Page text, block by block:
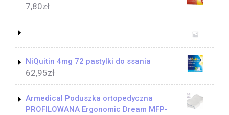
7,80zł
NiQuitin 4mg 72 pastylki do ssania
62,95zł
Armedical Poduszka ortopedyczna
PROFILOWANA Ergonomic Dream MFP-